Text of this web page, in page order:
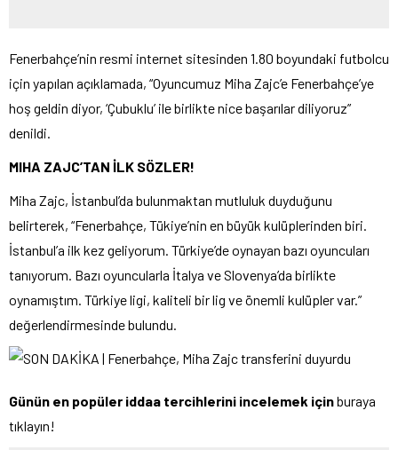
Fenerbahçe’nin resmi internet sitesinden 1.80 boyundaki futbolcu
için yapılan açıklamada, “Oyuncumuz Miha Zajc’e Fenerbahçe’ye
hoş geldin diyor, ‘Çubuklu’ ile birlikte nice başarılar diliyoruz”
denildi.
MIHA ZAJC’TAN İLK SÖZLER!
Miha Zajc, İstanbul’da bulunmaktan mutluluk duyduğunu
belirterek, “Fenerbahçe, Tükiye’nin en büyük kulüplerinden biri.
İstanbul’a ilk kez geliyorum. Türkiye’de oynayan bazı oyuncuları
tanıyorum. Bazı oyuncularla İtalya ve Slovenya’da birlikte
oynamıştım. Türkiye ligi, kaliteli bir lig ve önemli kulüpler var.”
değerlendirmesinde bulundu.
Günün en popüler iddaa tercihlerini incelemek içinburaya
tıklayın!